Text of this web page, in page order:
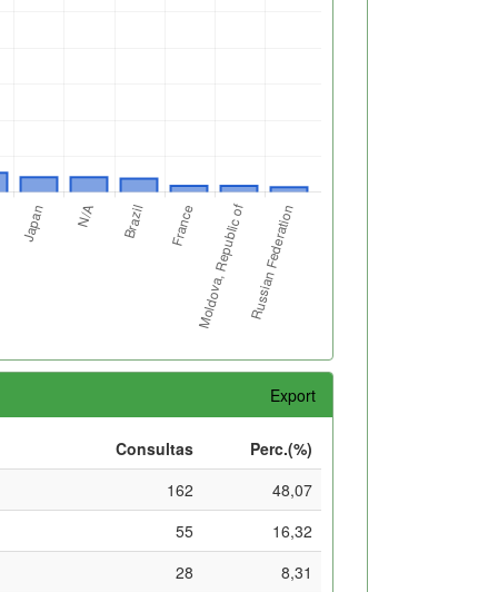
Export
Consultas
Perc.(%)
162
48,07
55
16,32
28
8,31